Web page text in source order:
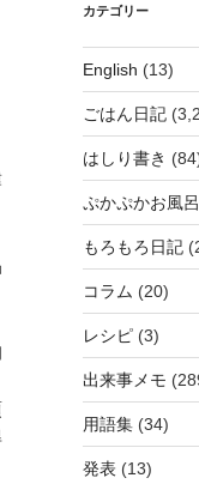
カテゴリー
English (13)
ごはん日記
はしり書き
ぷかぷかお風
もろもろ日記
コラム (20)
レシピ(3)
出来事メモ
用語集(34)
発表 (13)